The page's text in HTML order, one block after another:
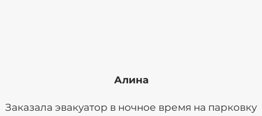
Алина
Заказала эвакуатор в ночное время на парковку